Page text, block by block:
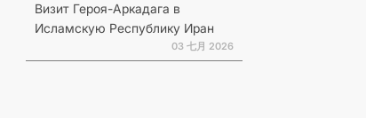
Визит Героя-Аркадага в
Исламскую Республику Иран
03 七月 2026